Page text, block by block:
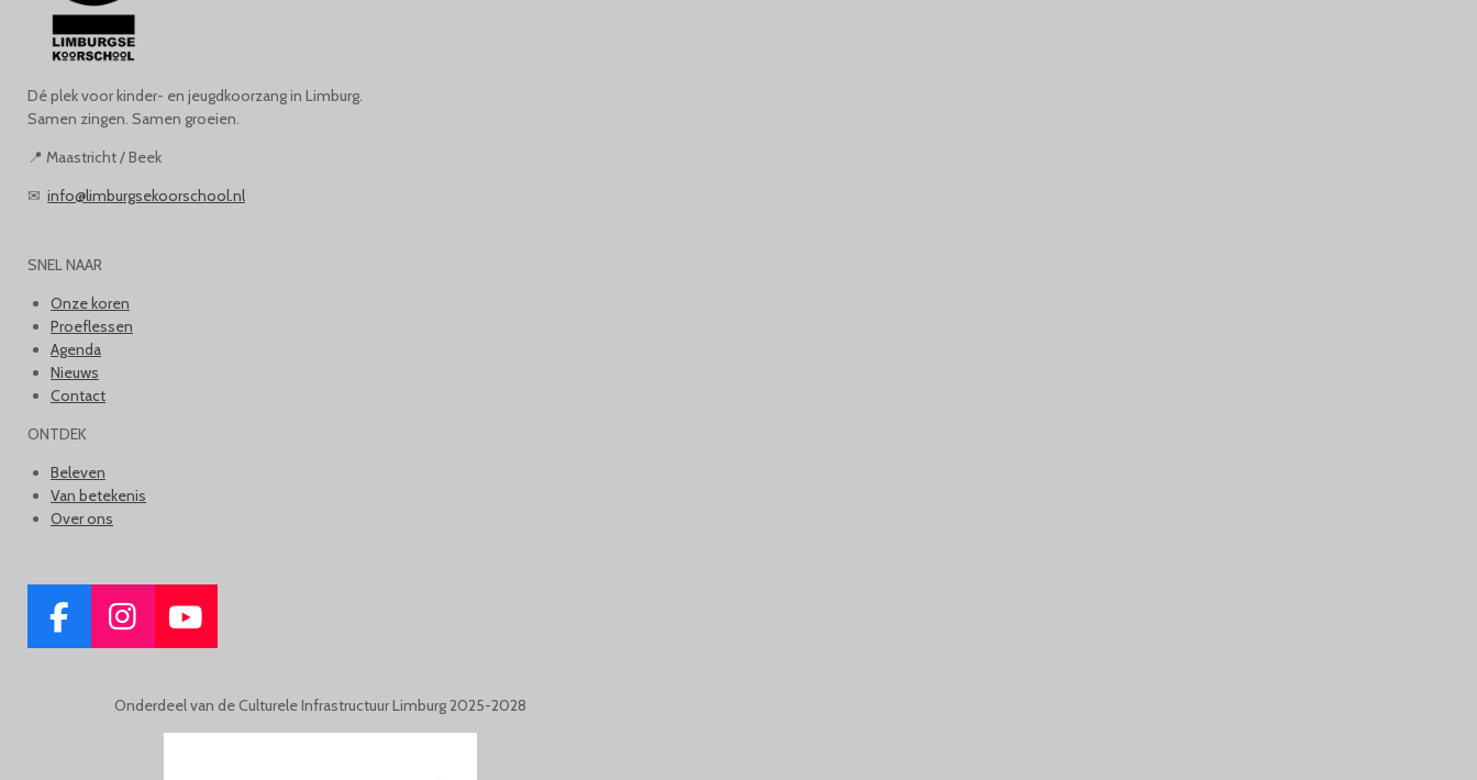
Dé plek voor kinder- en jeugdkoorzang in Limburg.
Samen zingen. Samen groeien.
📍 Maastricht / Beek
✉ info@limburgsekoorschool.nl
SNEL NAAR
Onze koren
Proeflessen
Agenda
Nieuws
Contact
ONTDEK
Beleven
Van betekenis
Over ons
F
A
I
N
T
Y
O
T
U
Onderdeel van de Culturele Infrastructuur Limburg 2025-2028